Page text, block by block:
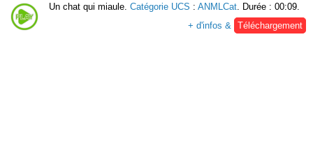
Un chat qui miaule. Catégorie UCS : ANMLCat . Durée : 00:09.
+ d'infos &
Téléchargement